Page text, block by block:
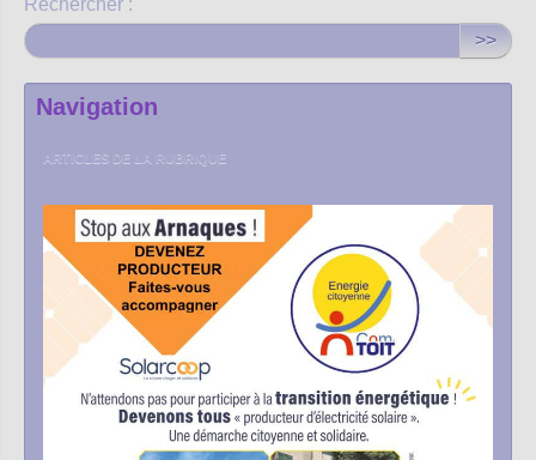
Rechercher :
>>
Navigation
ARTICLES DE LA RUBRIQUE